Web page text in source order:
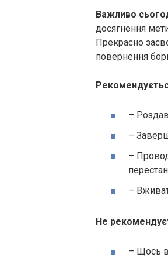
Важливо
досягнення
Прекрасно
повернення
–
–
–
–
Не
– Щось